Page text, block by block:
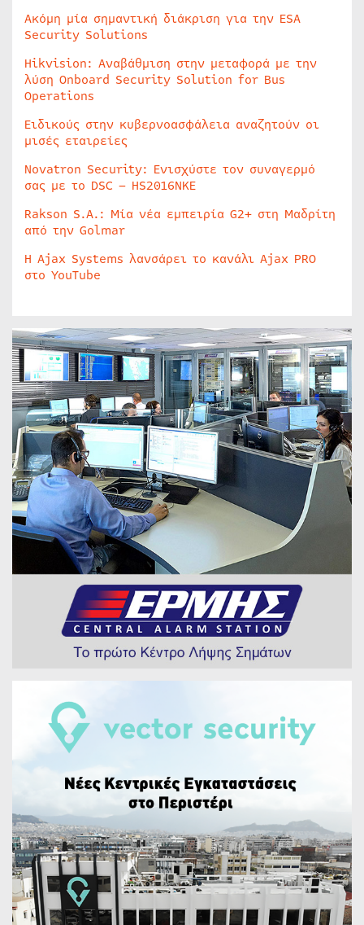
Ακόμη μία σημαντική διάκριση για την ESA
Security Solutions
Hikvision: Αναβάθμιση στην μεταφορά με την
λύση Onboard Security Solution for Bus
Operations
Ειδικούς στην κυβερνοασφάλεια αναζητούν οι
μισές εταιρείες
Novatron Security: Ενισχύστε τον συναγερμό
σας με το DSC – HS2016NKE
Rakson S.A.: Μία νέα εμπειρία G2+ στη Μαδρίτη
από την Golmar
Η Ajax Systems λανσάρει το κανάλι Ajax PRO
στο YouTube